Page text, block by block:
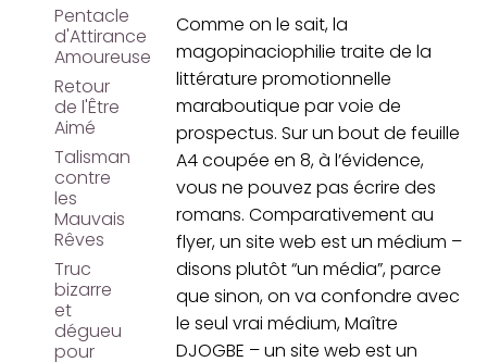
Pentacle
d'Attirance
Amoureuse
Retour
de l'Être
Aimé
Talisman
contre
les
Mauvais
Rêves
Truc
bizarre
et
dégueu
pour
Comme on le sait, la
magopinaciophilie traite de la
littérature promotionnelle
maraboutique par voie de
prospectus. Sur un bout de feuille
A4 coupée en 8, à l’évidence,
vous ne pouvez pas écrire des
romans. Comparativement au
flyer, un site web est un médium –
disons plutôt “un média”, parce
que sinon, on va confondre avec
le seul vrai médium, Maître
DJOGBE – un site web est un